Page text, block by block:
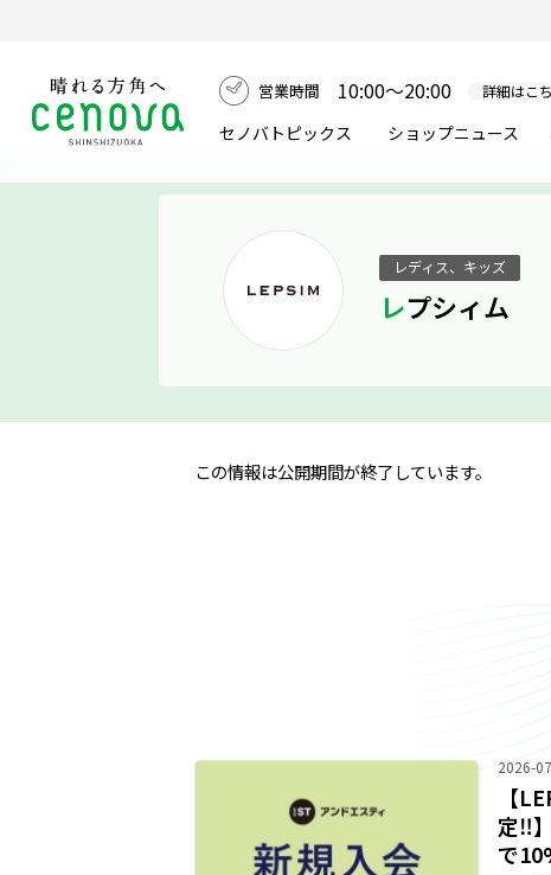
営業時間 10:00～20:00 詳細はこ
セノバトピックス ショップニュース
レディス、キッズ
レプシィム
この情報は公開期間が終了しています。
2026-
【
定‼︎
で